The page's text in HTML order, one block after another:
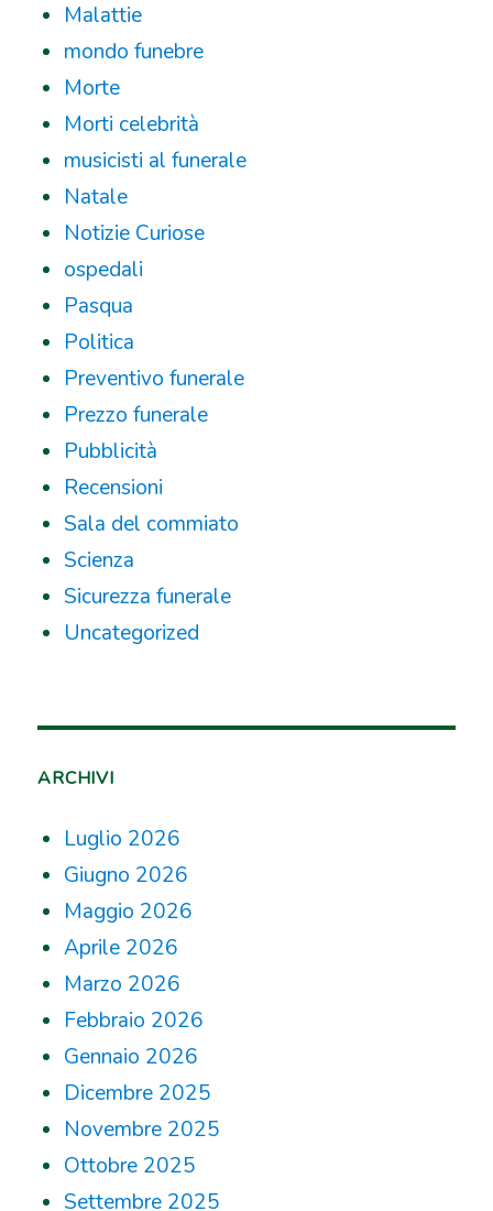
Malattie
mondo funebre
Morte
Morti celebrità
musicisti al funerale
Natale
Notizie Curiose
ospedali
Pasqua
Politica
Preventivo funerale
Prezzo funerale
Pubblicità
Recensioni
Sala del commiato
Scienza
Sicurezza funerale
Uncategorized
ARCHIVI
Luglio 2026
Giugno 2026
Maggio 2026
Aprile 2026
Marzo 2026
Febbraio 2026
Gennaio 2026
Dicembre 2025
Novembre 2025
Ottobre 2025
Settembre 2025